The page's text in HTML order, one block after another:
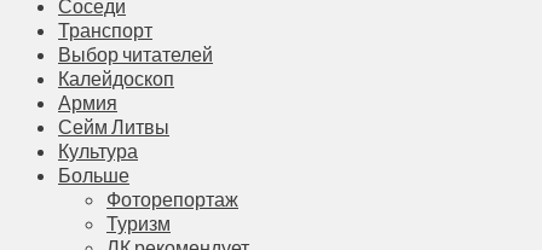
Соседи
Транспорт
Выбор читателей
Калейдоскоп
Армия
Сейм Литвы
Культура
Больше
Фоторепортаж
Туризм